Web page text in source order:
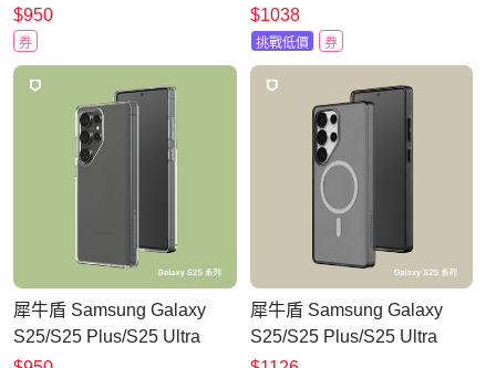
手機殼(終身黃化保固)
$950
券
SolidSuit(MagSafe兼容)超
強磁吸手機殼
$1038
挑戰低價 券
犀牛盾 Samsung Galaxy
S25/S25 Plus/S25 Ultra
Clear 透明防摔手機殼(終身
犀牛盾 Samsung Galaxy
S25/S25 Plus/S25 Ultra
JellyTint(MagSafe兼容)透明